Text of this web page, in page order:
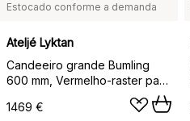
Estocado conforme a demanda
Ateljé Lyktan
Candeeiro grande Bumling
600 mm, Vermelho-raster para
1469 €